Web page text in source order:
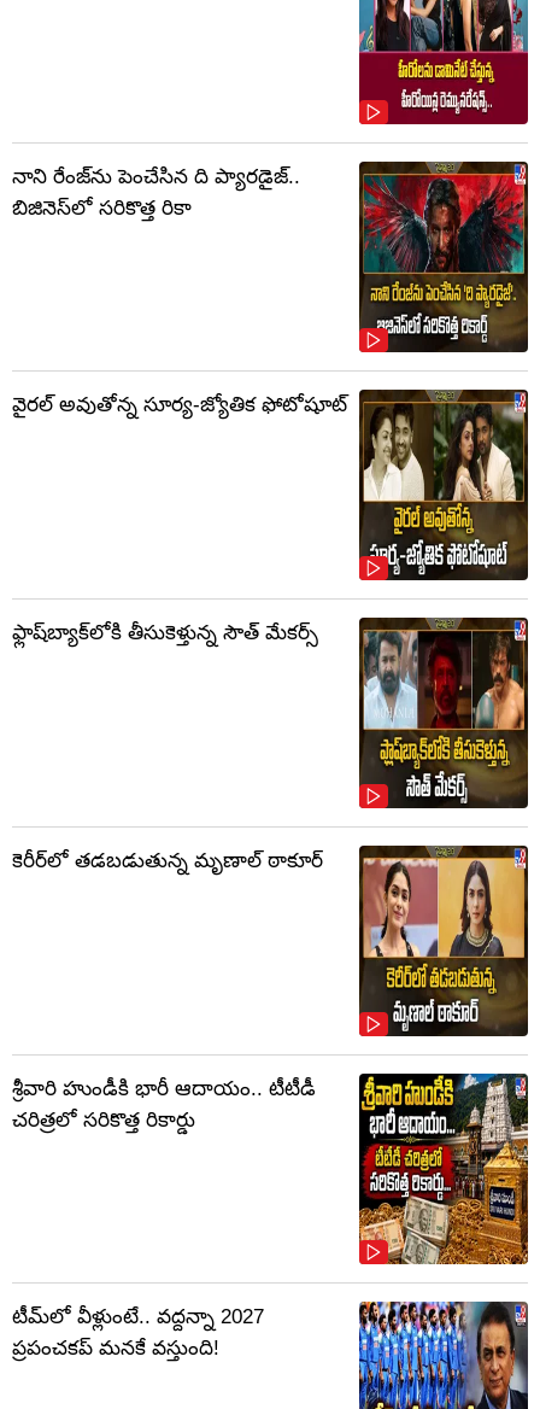
నాని రేంజ్‌ను పెంచేసిన ది ప్యారడైజ్..
బిజినెస్‌లో సరికొత్త రికా
వైరల్ అవుతోన్న సూర్య-జ్యోతిక ఫోటోషూట్
ఫ్లాష్‌బ్యాక్‌లోకి తీసుకెళ్తున్న సౌత్‌ మేకర్స్‌
కెరీర్‌లో తడబడుతున్న మృణాల్ ఠాకూర్
శ్రీవారి హుండీకి భారీ ఆదాయం.. టీటీడీ
చరిత్రలో సరికొత్త రికార్డు
టీమ్‌లో వీళ్లుంటే.. వద్దన్నా 2027
ప్రపంచకప్‌ మనకే వస్తుంది!